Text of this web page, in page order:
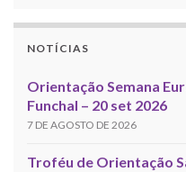
NOTÍCIAS
Orientação Semana
Funchal – 20 set 2026
7 DE AGOSTO DE 2026
Troféu de Orientação